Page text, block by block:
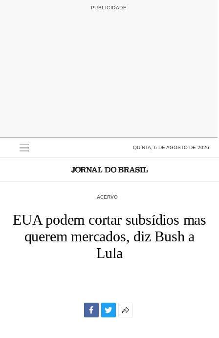
QUINTA, 6 DE AGOSTO DE 2026
ACERVO
EUA podem cortar subsídios mas
querem mercados, diz Bush a
Lula